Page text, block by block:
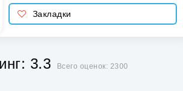
Закладки
3.3 Всего оценок: 2300